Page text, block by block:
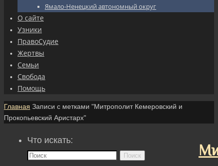
Ямало-Ненецкий автономный округ
О сайте
Узники
ПравоСудие
Жертвы
Семьи
Свобода
Помощь
Главная Записи с метками "Митрополит Кемеровский и
Прокопьевский Аристарх"
Что искать:
Поиск